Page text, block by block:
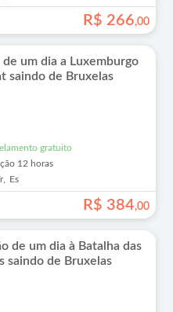
R$ 266,00
de um dia a Luxemburgo
saindo de Bruxelas
gratuito
12 horas
Es
R$ 384,00
de um dia à Batalha das
saindo de Bruxelas